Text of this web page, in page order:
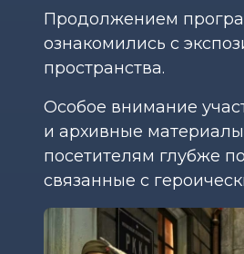
Продолжением
ознакомились с
пространства.
Особое внимание
и архивные
посетителям глубже
связанные с